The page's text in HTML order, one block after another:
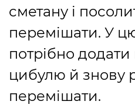
сметану і
перемішати. У
потрібно
цибулю й знову
перемішати.